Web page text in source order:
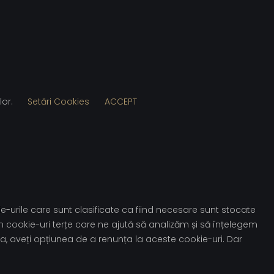
Setări Cookies ACCEPT
urile care sunt clasificate ca fiind necesare sunt stocate
uri terțe care ne ajută să analizăm și să înțelegem
aveți opțiunea de a renunța la aceste cookie-uri. Dar